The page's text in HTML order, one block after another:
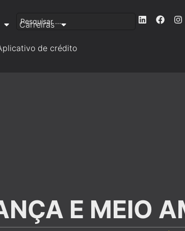
Carreiras
de crédito
E MEIO